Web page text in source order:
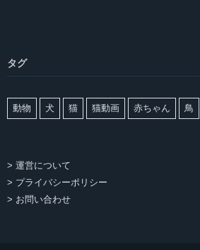
タグ
動物 犬 猫 猫動画 赤ちゃん 鳥
> 運営について
> プライバシーポリシー
> お問い合わせ